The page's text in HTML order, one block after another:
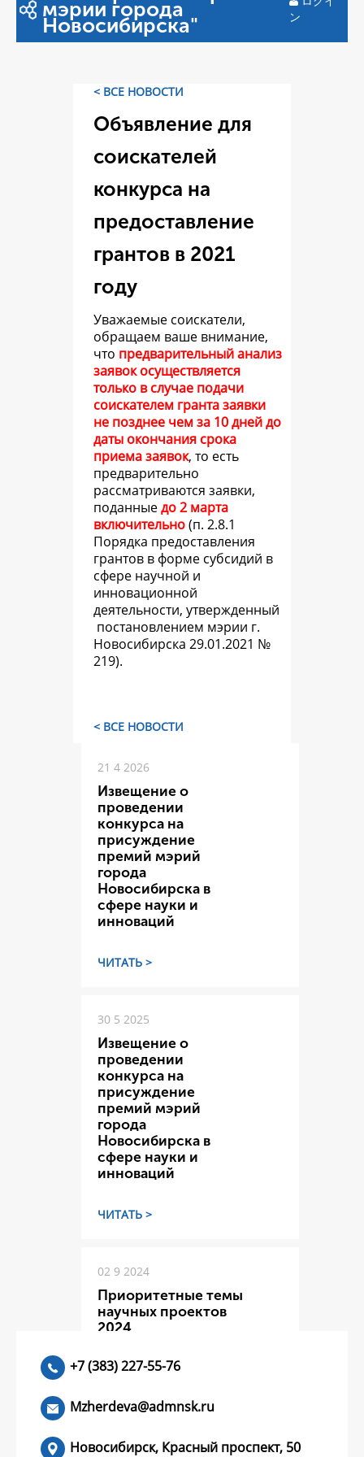
мэрии города
Новосибирска"
ン
< ВСЕ НОВОСТИ
Объявление для
соискателей
конкурса на
предоставление
грантов в 2021
году
Уважаемые соискатели,
обращаем ваше внимание,
что предварительный анализ
заявок осуществляется
только в случае подачи
соискателем гранта заявки
не позднее чем за 10 дней до
даты окончания срока
приема заявок, то есть
предварительно
рассматриваются заявки,
поданныедо 2 марта
включительно(п. 2.8.1
Порядка предоставления
грантов в форме субсидий в
сфере научной и
инновационной
деятельности, утвержденный
постановлением мэрии г.
Новосибирска 29.01.2021 №
219).
< ВСЕ НОВОСТИ
21 4 2026
Извещение о
проведении
конкурса на
присуждение
премий мэрий
города
Новосибирска в
сфере науки и
инноваций
ЧИТАТЬ >
30 5 2025
Извещение о
проведении
конкурса на
присуждение
премий мэрий
города
Новосибирска в
сфере науки и
инноваций
ЧИТАТЬ >
02 9 2024
Приоритетные темы
научных проектов
2024
ЧИТАТЬ >
+7 (383) 227-55-76
Mzherdeva@admnsk.ru
Новосибирск, Красный проспект, 50